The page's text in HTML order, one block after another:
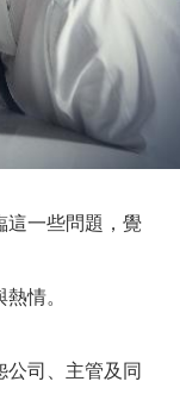
這一些問題，覺
情。
公司、主管及同